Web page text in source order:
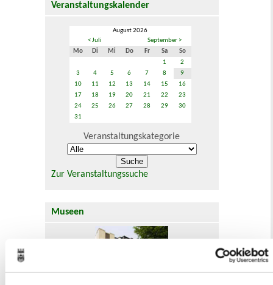
Veranstaltungskalender
August 2026
< Juli
September >
Mo
Di Mi Do Fr Sa
So
1
2
3
4 5 6 7 8
9
10
11 12 13 14 15
16
17
18 19 20 21 22
23
24
25 26 27 28 29
30
31
Veranstaltungskategorie
Zur Veranstaltungssuche
Museen